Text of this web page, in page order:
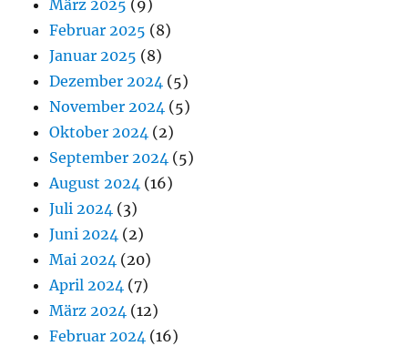
März 2025 (9)
Februar 2025 (8)
Januar 2025 (8)
Dezember 2024 (5)
November 2024 (5)
Oktober 2024 (2)
September 2024 (5)
August 2024 (16)
Juli 2024 (3)
Juni 2024 (2)
Mai 2024 (20)
April 2024 (7)
März 2024 (12)
Februar 2024 (16)